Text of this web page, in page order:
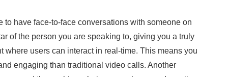
have face-to-face conversations with someone on
of the person you are speaking to, giving you a truly
users can interact in real-time. This means you
engaging than traditional video calls. Another